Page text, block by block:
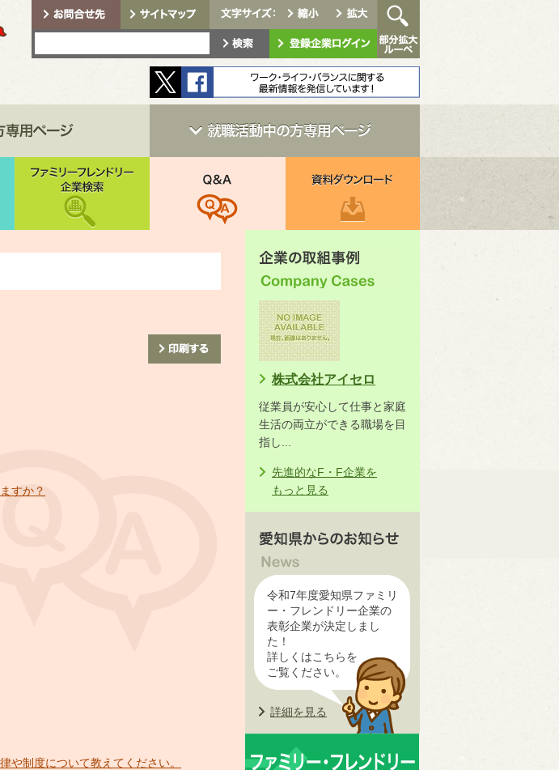
すか？
や制度について教えてください。
株式会社アイセロ
従業員が安心して仕事と家庭
生活の両立ができる職場を目
指し...
先進的なF・F企業を
もっと見る
令和7年度愛知県ファミリ
ー・フレンドリー企業の
表彰企業が決定しまし
た！
詳しくはこちらを
ご覧ください。
詳細を見る